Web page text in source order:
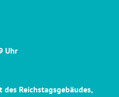
Uhr
Reichstagsgebäudes,